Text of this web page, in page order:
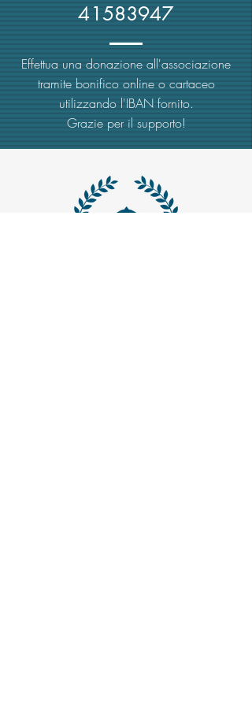
41583947
Effettua una donazione all'associazione
tramite bonifico online o cartaceo
utilizzando l'IBAN fornito.
Grazie per il supporto!